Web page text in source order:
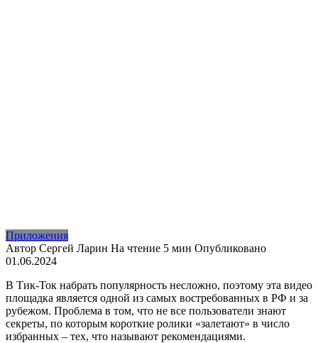
Приложения
Автор Сергей Ларин На чтение 5 мин Опубликовано
01.06.2024
В Тик-Ток набрать популярность несложно, поэтому эта видео
площадка является одной из самых востребованных в РФ и за
рубежом. Проблема в том, что не все пользователи знают
секреты, по которым короткие ролики «залетают» в число
избранных – тех, что называют рекомендациями.